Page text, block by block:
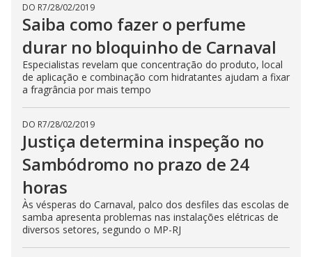
DO R7/28/02/2019
Saiba como fazer o perfume
durar no bloquinho de Carnaval
Especialistas revelam que concentração do produto, local
de aplicação e combinação com hidratantes ajudam a fixar
a fragrância por mais tempo
DO R7/28/02/2019
Justiça determina inspeção no
Sambódromo no prazo de 24
horas
Às vésperas do Carnaval, palco dos desfiles das escolas de
samba apresenta problemas nas instalações elétricas de
diversos setores, segundo o MP-RJ